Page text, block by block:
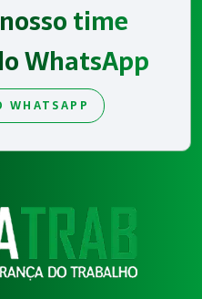
time
WhatsApp
WHATSAPP